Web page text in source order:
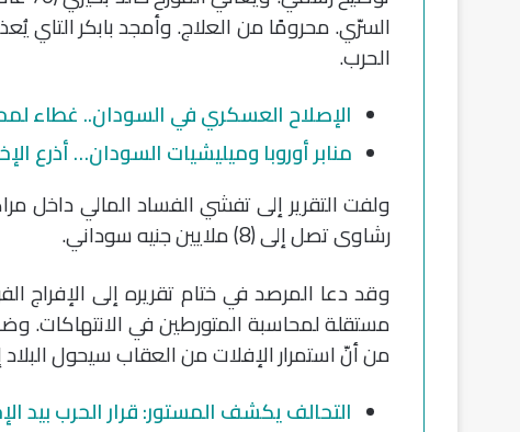
السرّي. محرومًا من العلاج. وأمجد بابكر
الحرب.
الإصلاح العسكري في السودان.. غطاء
منابر أوروبا وميليشيات السودان… أذرع
ولفت التقرير إلى تفشي الفساد المالي داخل
رشاوى تصل إلى (8) ملايين جنيه سوداني.
وقد دعا المرصد في ختام تقريره إلى الإفراج
مستقلة لمحاسبة المتورطين في الانتهاكات.
من أنّ استمرار الإفلات من العقاب سيحول البلاد
التحالف يكشف المستور: قرار الحرب بيد